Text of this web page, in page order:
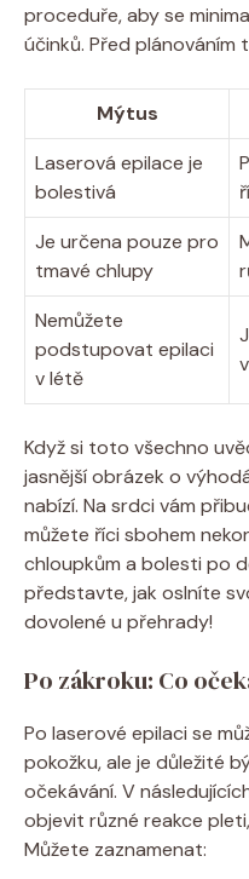
proceduře, aby se
účinků. Před
Mýtus
Laserová epilace je
bolestivá
Je určena pouze pro
tmavé chlupy
Nemůžete
podstupovat epilaci
v létě
Když si toto všechno
jasnější obrázek o
nabízí. Na srdci vám
můžete říci sbohem
chloupkům a bolesti po
představte, jak oslníte
dovolené u přehrady!
Po zákroku: Co
Po laserové epilaci se
pokožku, ale je důležité
očekávání. V
objevit různé reakce
Můžete zaznamenat: